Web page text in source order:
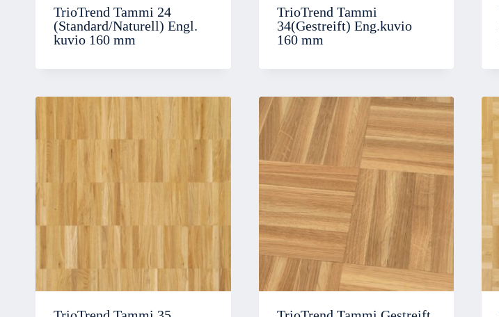
TrioTrend Tammi 24
(Standard/Naturell) Engl.
kuvio 160 mm
TrioTrend Tammi
34(Gestreift) Eng.kuvio
160 mm